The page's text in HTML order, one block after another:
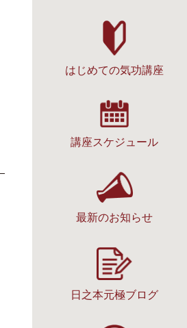
はじめての気功講座
講座スケジュール
最新のお知らせ
日之本元極ブログ